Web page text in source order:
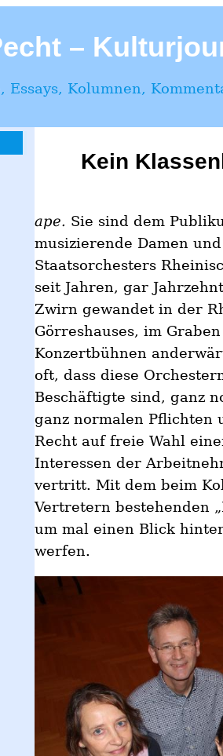
–
Essays, Kolumnen,
Kein
ape. Sie sind dem
musizierende Damen
Staatsorchesters
seit Jahren, gar
Zwirn gewandet in der
Görreshauses, im
Konzertbühnen
oft, dass diese
Beschäftigte sind, ganz
ganz normalen Pflichten
Recht auf freie Wahl
Interessen der
vertritt. Mit dem beim
Vertretern bestehenden
um mal einen Blick
werfen.